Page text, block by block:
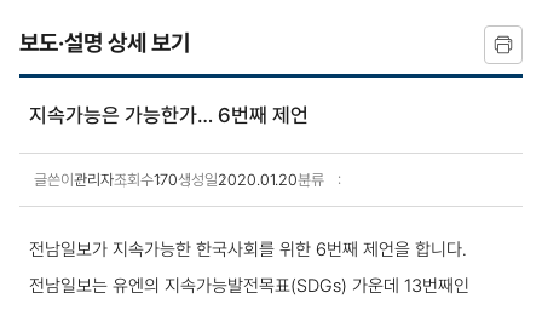
보도·설명 상세 보기
지속가능은 가능한가… 6번째 제언
글쓴이 관리자조회수170생성일2020.01.20분류
전남일보가 지속가능한 한국사회를 위한 6번째 제언을 합니다.
전남일보는 유엔의 지속가능발전목표(SDGs) 가운데 13번째인